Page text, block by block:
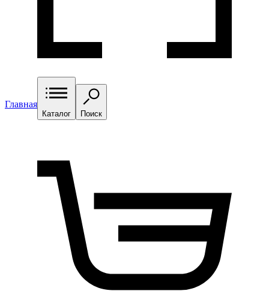
Главная
Каталог Поиск